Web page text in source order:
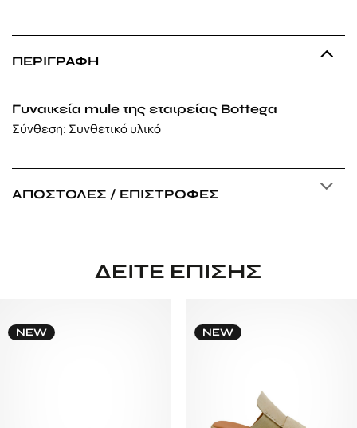
ΠΕΡΙΓΡΑΦΉ
Γυναικεία mule της εταιρείας Bottega
Σύνθεση: Συνθετικό υλικό
ΑΠΟΣΤΟΛΈΣ / ΕΠΙΣΤΡΟΦΈΣ
ΔΕΊΤΕ ΕΠΊΣΗΣ
NEW NEW